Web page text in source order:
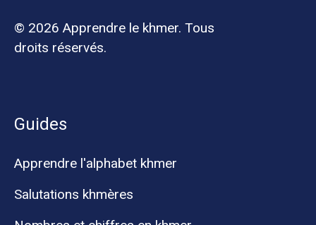
© 2026 Apprendre le khmer. Tous
droits réservés.
Guides
Apprendre l'alphabet khmer
Salutations khmères